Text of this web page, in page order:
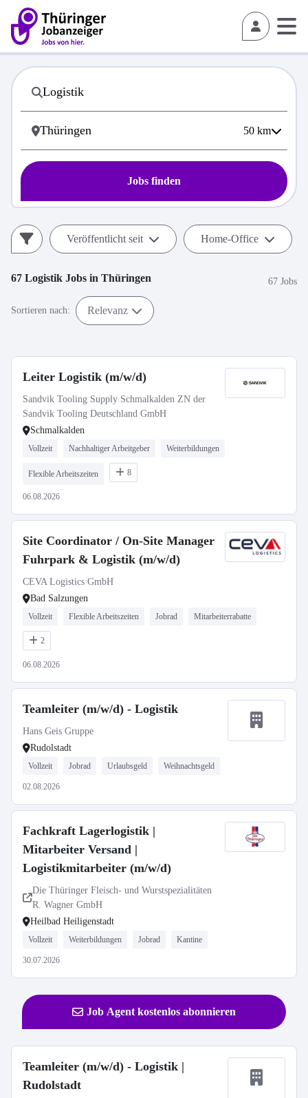
50 km
Jobs finden
Veröffentlicht seit Home-Office
67 Logistik Jobs in Thüringen 67 Jobs
Sortieren nach: Relevanz
Leiter Logistik (m/w/d)
Sandvik Tooling Supply Schmalkalden ZN der
Sandvik Tooling Deutschland GmbH
Schmalkalden
Vollzeit Nachhaltiger Arbeitgeber Weiterbildungen
Flexible Arbeitszeiten 8
06.08.2026
Site Coordinator / On-Site Manager
Fuhrpark & Logistik (m/w/d)
CEVA Logistics GmbH
Bad Salzungen
Vollzeit Flexible Arbeitszeiten Jobrad Mitarbeiterrabatte
2
06.08.2026
Teamleiter (m/w/d) - Logistik
Hans Geis Gruppe
Rudolstadt
Vollzeit Jobrad Urlaubsgeld Weihnachtsgeld
02.08.2026
Fachkraft Lagerlogistik |
Mitarbeiter Versand |
Logistikmitarbeiter (m/w/d)
Die Thüringer Fleisch- und Wurstspezialitäten
R. Wagner GmbH
Heilbad Heiligenstadt
Vollzeit Weiterbildungen Jobrad Kantine
30.07.2026
Job Agent kostenlos abonnieren
Teamleiter (m/w/d) - Logistik |
Rudolstadt